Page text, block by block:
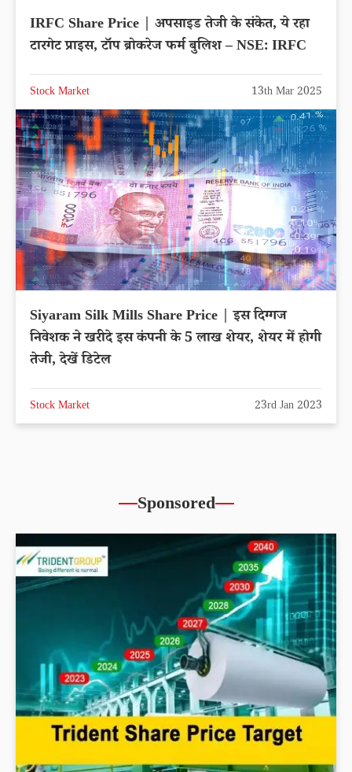
IRFC Share Price | अपसाइड तेजी के संकेत, ये रहा
टारगेट प्राइस, टॉप ब्रोकरेज फर्म बुलिश – NSE: IRFC
Stock Market 13th Mar 2025
Siyaram Silk Mills Share Price | इस दिग्गज
निवेशक ने खरीदे इस कंपनी के 5 लाख शेयर, शेयर में होगी
तेजी, देखें डिटेल
Stock Market 23rd Jan 2023
Sponsored